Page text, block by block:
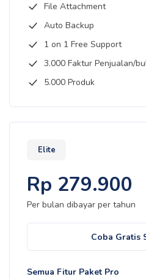
File Attachment
Auto Backup
1 on 1 Free Support
3.000 Faktur Penjualan/
5.000 Produk
Elite
Rp 279.900
Per bulan dibayar per tahun
Coba Gratis
Semua Fitur Paket Pro